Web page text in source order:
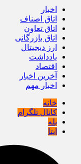
اخبار
اتاق اصناف
اتاق تعاون
اتاق بازرگانی
ارز دیجیتال
یادداشت
اقتصاد
آخرین اخبار
اخبار مهم
خانه
کانال تلگرام
بله
ایتا